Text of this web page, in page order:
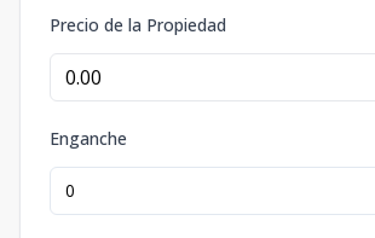
Precio de la Propiedad
Enganche